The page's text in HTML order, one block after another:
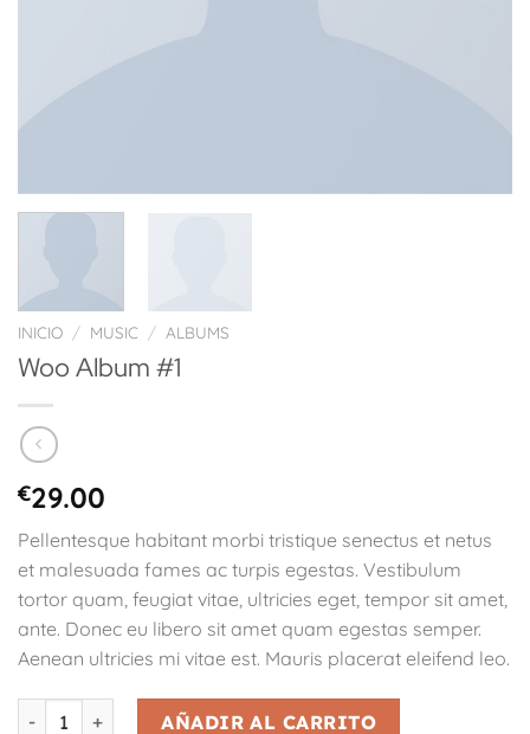
INICIO / MUSIC / ALBUMS
Woo Album #1
€29.00
Pellentesque habitant morbi tristique senectus et netus
et malesuada fames ac turpis egestas. Vestibulum
tortor quam, feugiat vitae, ultricies eget, tempor sit amet,
ante. Donec eu libero sit amet quam egestas semper.
Aenean ultricies mi vitae est. Mauris placerat eleifend leo.
Woo Album #1 cantidadAÑADIR AL CARRITO